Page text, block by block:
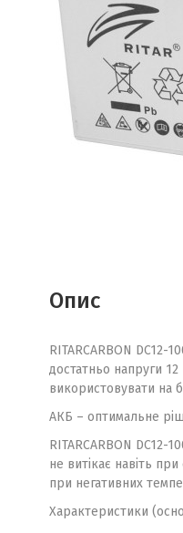
Опис
RITARCARBON DC12-
достатньо напруги
використовувати на
АКБ – оптимальне
RITARCARBON DC12-
не витікає навіть
при негативних
Характеристики